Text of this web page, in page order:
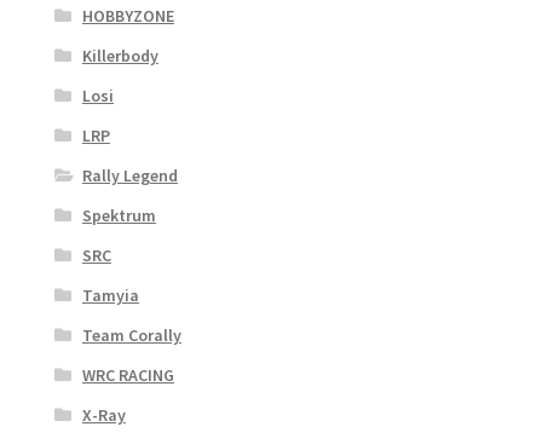
HOBBYZONE
Killerbody
Losi
LRP
Rally Legend
Spektrum
SRC
Tamyia
Team Corally
WRC RACING
X-Ray